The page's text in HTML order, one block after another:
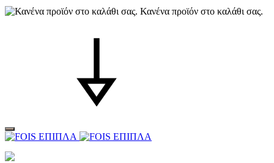
Κανένα προϊόν στο καλάθι σας.